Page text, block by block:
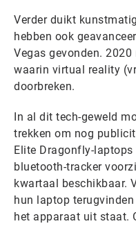
Verder duikt
hebben ook
Vegas gevonden.
waarin virtual reality
doorbreken.
In al dit tech-geweld
trekken om nog
Elite Dragonfly-
bluetooth-tracker
kwartaal beschikbaar.
hun laptop
het apparaat uit staat.